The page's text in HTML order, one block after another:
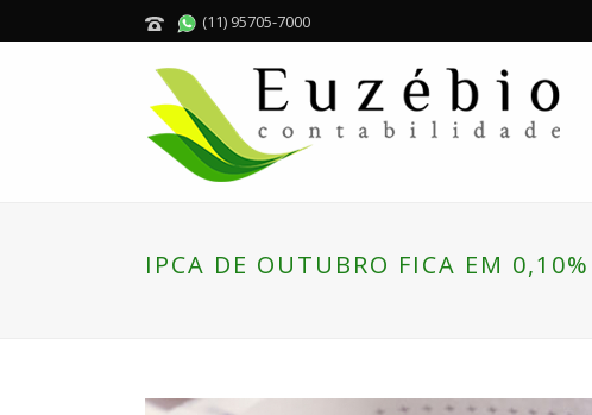
(11) 95705-7000
IPCA DE OUTUBRO FICA EM 0,10%